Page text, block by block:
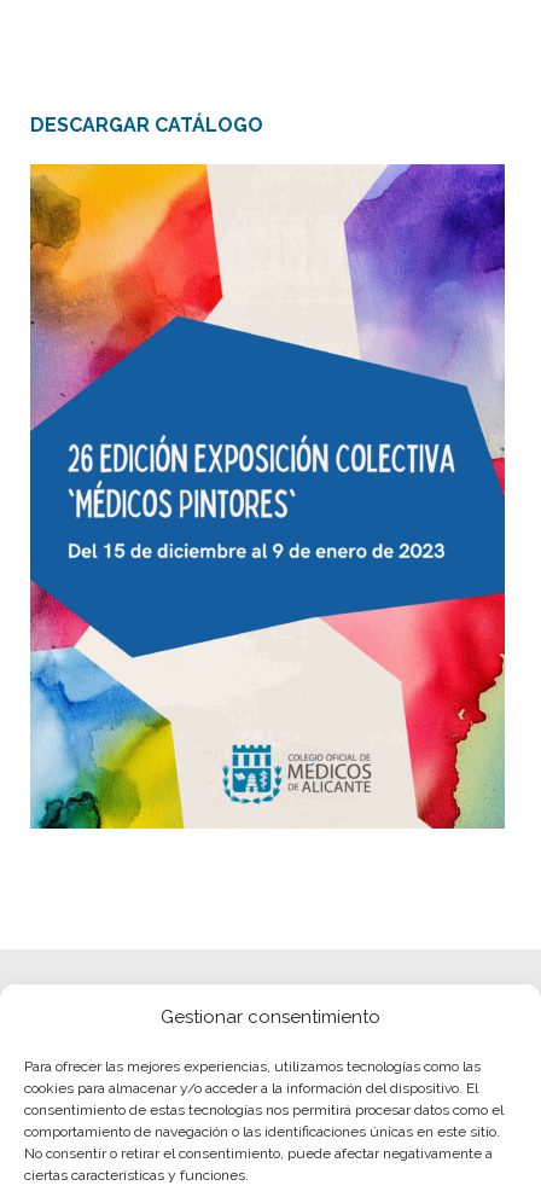
Gestionar consentimiento
Para ofrecer las mejores experiencias, utilizamos tecnologías como las
cookies para almacenar y/o acceder a la información del dispositivo. El
consentimiento de estas tecnologías nos permitirá procesar datos como el
comportamiento de navegación o las identificaciones únicas en este sitio.
No consentir o retirar el consentimiento, puede afectar negativamente a
ciertas características y funciones.
DESCARGAR CATÁLOGO